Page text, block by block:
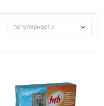
популярности